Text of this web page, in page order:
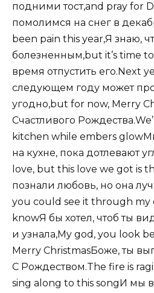
подними тост,and pray for
помолимся на снег в
been pain this year,Я знаю,
болезненным,but it’s time
время отпустить его.Next
следующем году может
угодно,but for now, Merry
Счастливого
kitchen while embers
на кухне, пока дотлевают
love, but this love we got is
познали любовь, но она
you could see it through my
knowЯ бы хотел, чтоб ты
и узнала,My god, you look
Merry ChristmasБоже, ты
С Рождеством.Thе fire is
sing along to this songИ мы